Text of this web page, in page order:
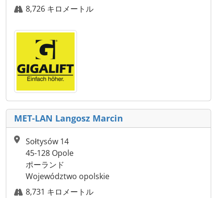
8,726 キロメートル
MET-LAN Langosz Marcin
Sołtysów 14
45-128 Opole
ポーランド
Województwo opolskie
8,731 キロメートル